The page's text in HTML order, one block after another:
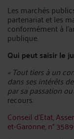
Les marchés
partenariat et les
conformément à
publique.
Qui peut saisir le
« Tout tiers à un
dans ses intérêts
par sa passation
recours.
Conseil d’Etat,
et-Garonne, n°